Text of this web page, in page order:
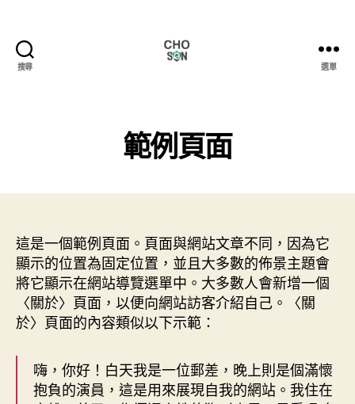
搜尋
大
小
選單
範例頁面
這是一個範例頁面。頁面與網站文章不同，因為它
顯示的位置為固定位置，並且大多數的佈景主題會
將它顯示在網站導覽選單中。大多數人會新增一個
〈關於〉頁面，以便向網站訪客介紹自己。〈關
於〉頁面的內容類似以下示範：
嗨，你好！白天我是一位郵差，晚上則是個滿懷
抱負的演員，這是用來展現自我的網站。我住在